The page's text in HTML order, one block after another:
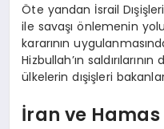
Öte yandan İsrail
ile savaşı önlemenin
kararının
Hizbullah’ın
ülkelerin dışişleri
İran ve Hamas